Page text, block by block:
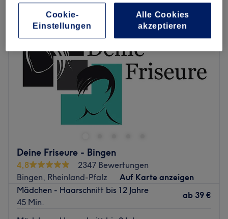
Deine Friseure - Bingen
4,8
2347 Bewertungen
Bingen, Rheinland-Pfalz
Auf Karte anzeigen
Mädchen - Haarschnitt bis 12 Jahre
45 Min.
ab 39 €
Cookie-
Einstellungen
Alle Cookies
akzeptieren